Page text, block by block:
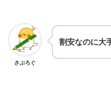
さぶろぐ
割安なのに大